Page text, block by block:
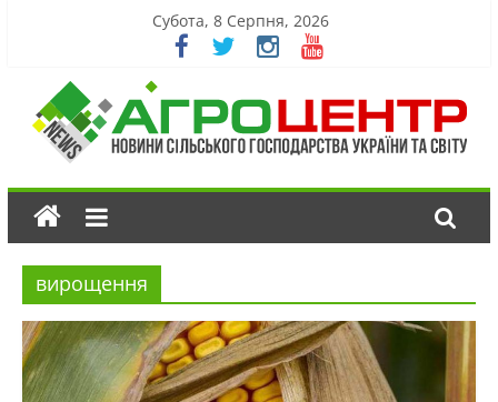
Субота, 8 Серпня, 2026
вирощення